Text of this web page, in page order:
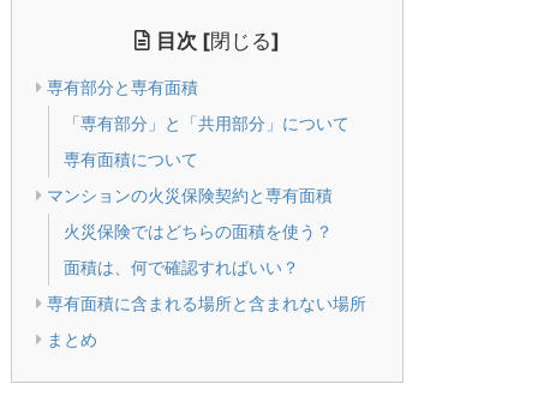
目次 [閉じる]
専有部分と専有面積
「専有部分」と「共用部分」について
専有面積について
マンションの火災保険契約と専有面積
火災保険ではどちらの面積を使う？
面積は、何で確認すればいい？
専有面積に含まれる場所と含まれない場所
まとめ